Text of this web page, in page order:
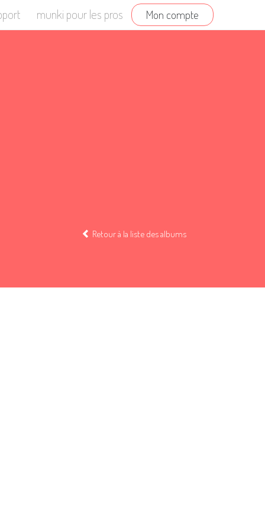
munki pour les pros Mon compte
Retour à la liste des albums